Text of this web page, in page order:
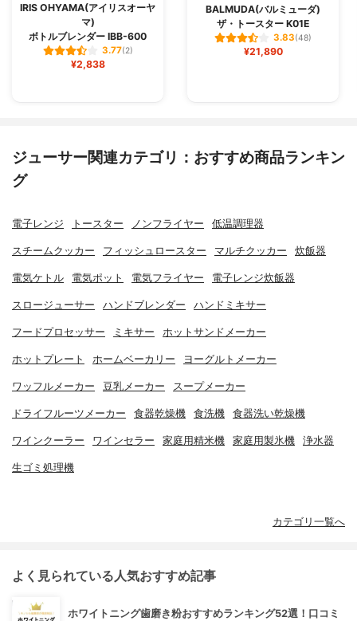
IRIS OHYAMA(アイリスオーヤ
マ)
ボトルブレンダー IBB-600
3.77(2)
¥2,838
BALMUDA(バルミューダ)
ザ・トースター K01E
3.83(48)
¥21,890
ジューサー関連カテゴリ：おすすめ商品ランキン
グ
電子レンジ トースター ノンフライヤー 低温調理器
スチームクッカー フィッシュロースター マルチクッカー 炊飯器
電気ケトル 電気ポット 電気フライヤー 電子レンジ炊飯器
スロージューサー ハンドブレンダー ハンドミキサー
フードプロセッサー ミキサー ホットサンドメーカー
ホットプレート ホームベーカリー ヨーグルトメーカー
ワッフルメーカー 豆乳メーカー スープメーカー
ドライフルーツメーカー 食器乾燥機 食洗機 食器洗い乾燥機
ワインクーラー ワインセラー 家庭用精米機 家庭用製氷機 浄水器
生ゴミ処理機
カテゴリ一覧へ
よく見られている人気おすすめ記事
ホワイトニング歯磨き粉おすすめランキング52選！口コミ